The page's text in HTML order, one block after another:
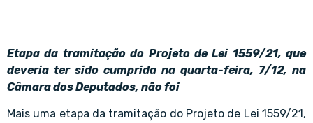
Etapa da tramitação do Projeto de Lei 1559/21, que
deveria ter sido cumprida na quarta-feira, 7/12, na
Câmara dos Deputados, não foi
Mais uma etapa da tramitação do Projeto de Lei 1559/21,